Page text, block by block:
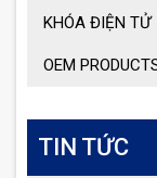
KHÓA ĐIỆN TỬ
OEM
TIN TỨC